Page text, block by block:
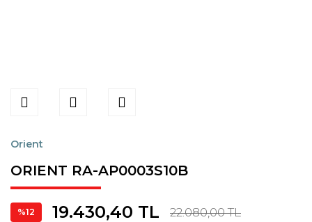
Orient
ORIENT RA-AP0003S10B
%12 19.430,40 TL 22.080,00 TL